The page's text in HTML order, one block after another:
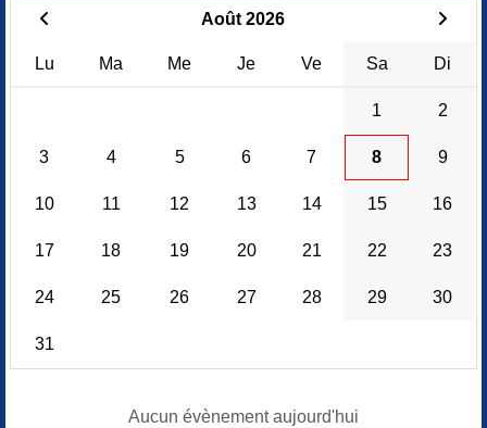
Août 2026
Lu Ma Me Je Ve Sa Di
1 2
3 4 5 6 7 8 9
10 11 12 13 14 15 16
17 18 19 20 21 22 23
24 25 26 27 28 29 30
31
Aucun évènement aujourd'hui